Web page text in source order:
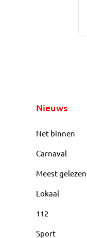
Nieuws
Net binnen
Carnaval
Meest gelezen
Lokaal
112
Sport